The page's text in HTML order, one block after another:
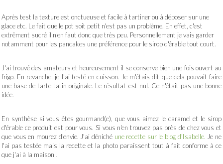
Après test la texture est onctueuse et facile à tartiner ou à déposer sur une
glace etc. Le fait que le pot soit petit n'est pas un problème. En effet, c'est
extrêment sucré il n'en faut donc que très peu. Personnellement je vais garder
notamment pour les pancakes une préférence pour le sirop d'érable tout court.
J'ai trouvé des amateurs et heureusement il se conserve bien une fois ouvert au
frigo. En revanche, je l'ai testé en cuisson. Je m'étais dit que cela pouvait faire
une base de tarte tatin originale. Le résultat est nul. Ce n'était pas une bonne
idée.
En synthèse si vous êtes gourmand(e), que vous aimez le caramel et le sirop
d'érable ce produit est pour vous. Si vous n'en trouvez pas près de chez vous et
que vous en mourez d'envie. J'ai déniché une recette sur le blog d'Isabelle. Je ne
l'ai pas testée mais la recette et la photo paraîssent tout à fait conforme à ce
que j'ai à la maison !